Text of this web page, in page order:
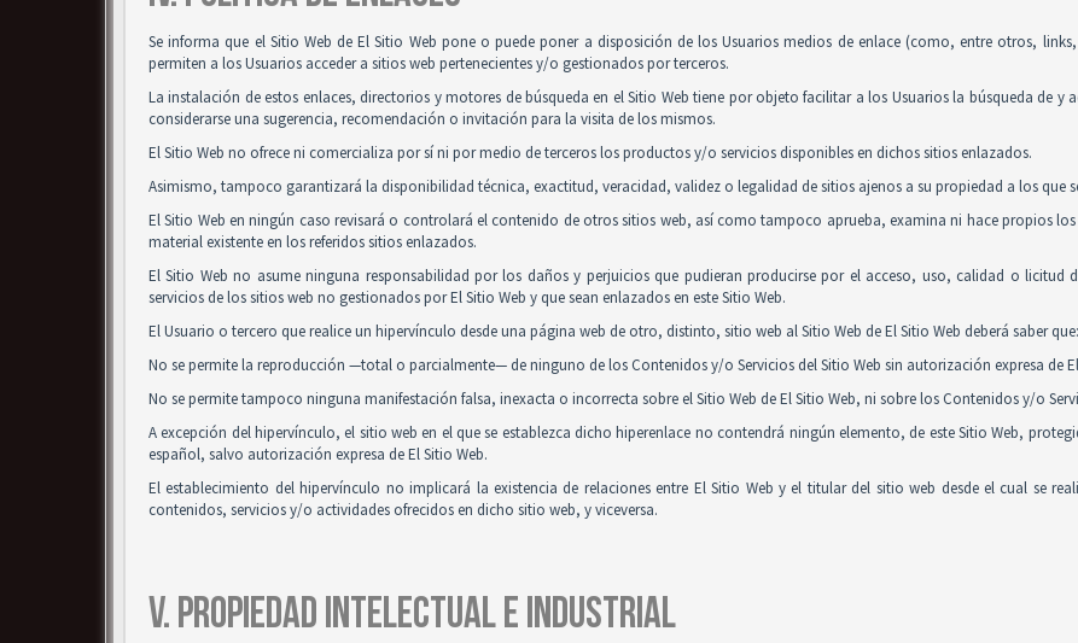
Se informa que el Sitio Web de El Sitio Web pone o puede poner a disposición de los Usuarios medios de enlace (como, entre otros,
permiten a los Usuarios acceder a sitios web pertenecientes y/o gestionados por terceros.
La instalación de estos enlaces, directorios y motores de búsqueda en el Sitio Web tiene por objeto facilitar a los Usuarios la búsqueda de
considerarse una sugerencia, recomendación o invitación para la visita de los mismos.
El Sitio Web no ofrece ni comercializa por sí ni por medio de terceros los productos y/o servicios disponibles en dichos sitios enlazados.
Asimismo, tampoco garantizará la disponibilidad técnica, exactitud, veracidad, validez o legalidad de sitios ajenos a su propiedad a los que
El Sitio Web en ningún caso revisará o controlará el contenido de otros sitios web, así como tampoco aprueba, examina ni hace propios
material existente en los referidos sitios enlazados.
El Sitio Web no asume ninguna responsabilidad por los daños y perjuicios que pudieran producirse por el acceso, uso, calidad o
servicios de los sitios web no gestionados por El Sitio Web y que sean enlazados en este Sitio Web.
El Usuario o tercero que realice un hipervínculo desde una página web de otro, distinto, sitio web al Sitio Web de El Sitio Web deberá saber que:
No se permite la reproducción —total o parcialmente— de ninguno de los Contenidos y/o Servicios del Sitio Web sin autorización expresa de
No se permite tampoco ninguna manifestación falsa, inexacta o incorrecta sobre el Sitio Web de El Sitio Web, ni sobre los Contenidos y/o
A excepción del hipervínculo, el sitio web en el que se establezca dicho hiperenlace no contendrá ningún elemento, de este Sitio Web,
español, salvo autorización expresa de El Sitio Web.
El establecimiento del hipervínculo no implicará la existencia de relaciones entre El Sitio Web y el titular del sitio web desde el cual se
contenidos, servicios y/o actividades ofrecidos en dicho sitio web, y viceversa.
V. PROPIEDAD INTELECTUAL E INDUSTRIAL